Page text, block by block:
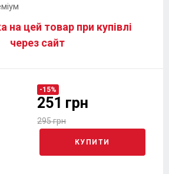
на цей товар при купівлі
через сайт
-15%
251 грн
295 грн
КУПИТИ